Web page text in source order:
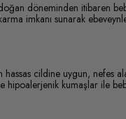
döneminden itibaren
imkanı sunarak
hassas cildine uygun, nefes
hipoalerjenik kumaşlar ile